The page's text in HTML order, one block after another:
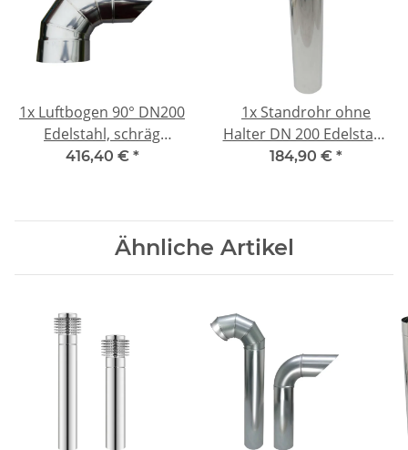
1x Luftbogen 90° DN200
Edelstahl, schräg
angeschn.
416,40 € *
1x Standrohr ohne
Halter DN 200 Edelstahl,
l= ca. 1000mm mit Sicke
184,90 € *
Ähnliche Artikel